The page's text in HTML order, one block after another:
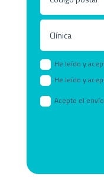
He leído y
He leído y
Acepto el